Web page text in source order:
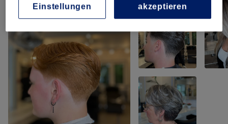
Einstellungen
akzeptieren